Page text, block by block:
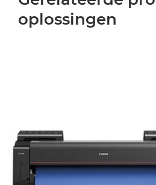
oplossingen